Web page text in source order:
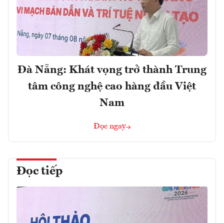
Đà Nẵng: Khát vọng trở thành Trung
tâm công nghệ cao hàng đầu Việt
Nam
Đọc ngay
Đọc tiếp